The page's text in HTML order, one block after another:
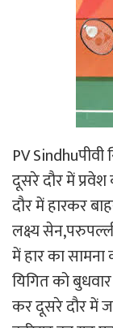
PV
दूसरे दौर में
दौर में हारकर
लक्ष्य
में हार का
यिगित को
कर दूसरे दौर में